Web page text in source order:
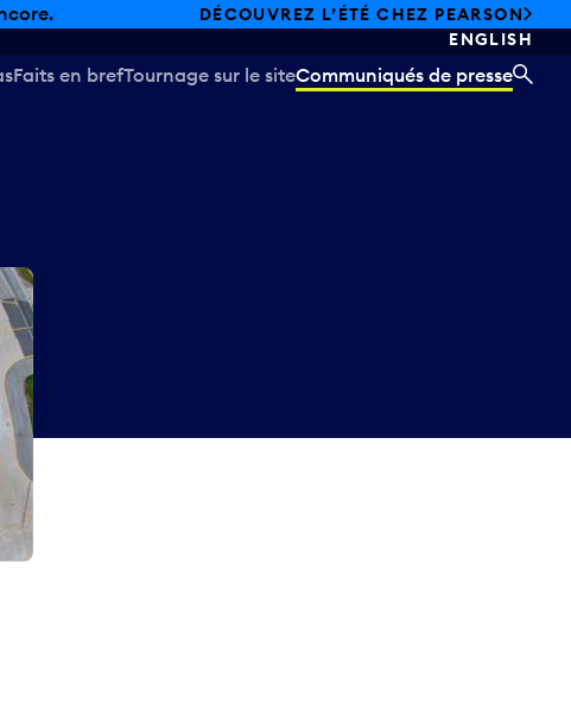
DÉCOUVREZ L’ÉTÉ CHEZ PEARSON
ENGLISH
Faits en brefTournage sur le siteCommuniqués de presse